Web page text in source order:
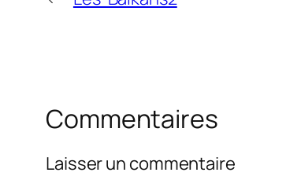
Commentaires
Laisser un commentaire